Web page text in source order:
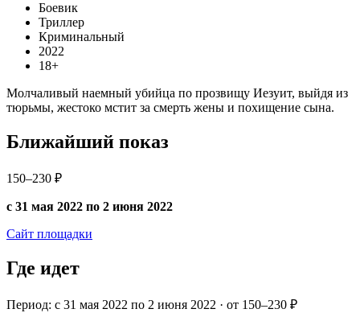
Боевик
Триллер
Криминальный
2022
18+
Молчаливый наемный убийца по прозвищу Иезуит, выйдя из
тюрьмы, жестоко мстит за смерть жены и похищение сына.
Ближайший показ
150–230 ₽
с 31 мая 2022 по 2 июня 2022
Сайт площадки
Где идет
Период: с 31 мая 2022 по 2 июня 2022 · от 150–230 ₽